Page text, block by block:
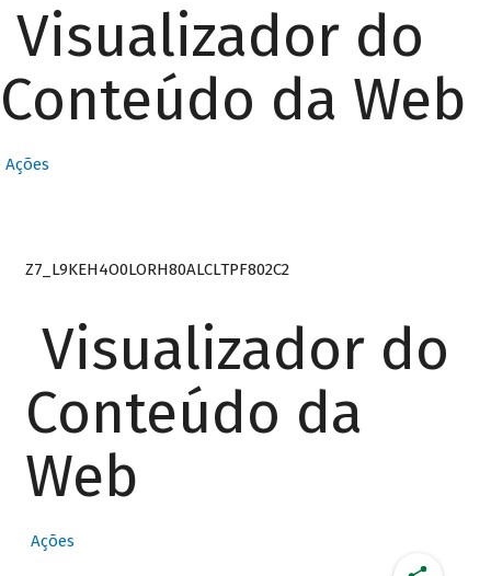
Visualizador do
Conteúdo da Web
Ações
Z7_L9KEH4O0LORH80ALCLTPF802C2
Visualizador do
Conteúdo da
Web
Ações